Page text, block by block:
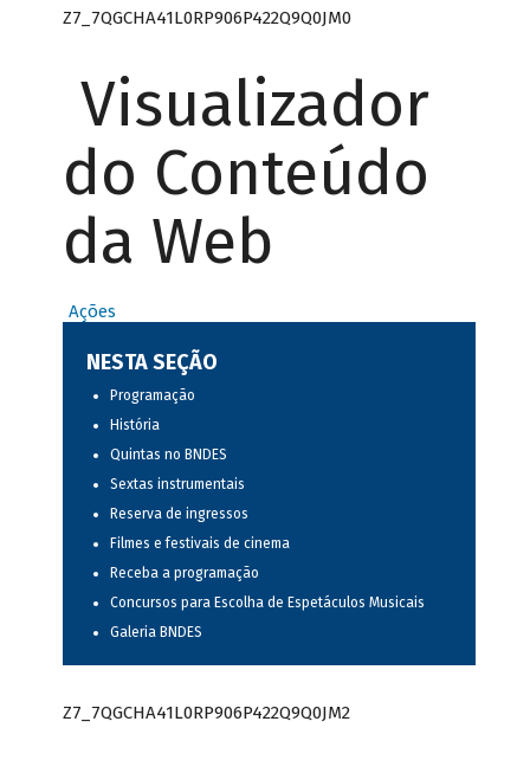
Z7_7QGCHA41L0RP906P422Q9Q0JM0
Visualizador
do Conteúdo
da Web
Ações
NESTA SEÇÃO
Programação
História
Quintas no BNDES
Sextas instrumentais
Reserva de ingressos
Filmes e festivais de cinema
Receba a programação
Concursos para Escolha de Espetáculos Musicais
Galeria BNDES
Z7_7QGCHA41L0RP906P422Q9Q0JM2